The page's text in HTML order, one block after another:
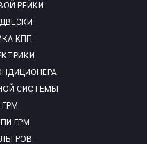
РЕЙКИ
КПП
СИСТЕМЫ
ГРМ